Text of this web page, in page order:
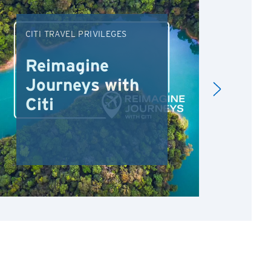
CITI TRAVEL PRIVILEGES
Reimagine
Journeys with
Citi